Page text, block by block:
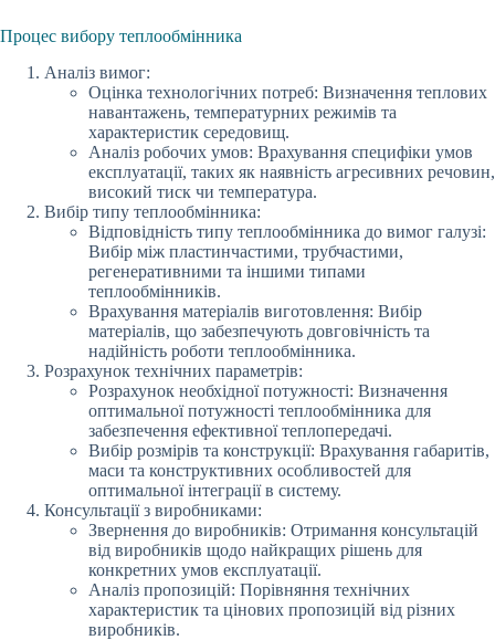
Процес вибору теплообмінника
Аналіз вимог:
Оцінка технологічних потреб: Визначення теплових
навантажень, температурних режимів та
характеристик середовищ.
Аналіз робочих умов: Врахування специфіки умов
експлуатації, таких як наявність агресивних речовин,
високий тиск чи температура.
Вибір типу теплообмінника:
Відповідність типу теплообмінника до вимог галузі:
Вибір між пластинчастими, трубчастими,
регенеративними та іншими типами
теплообмінників.
Врахування матеріалів виготовлення: Вибір
матеріалів, що забезпечують довговічність та
надійність роботи теплообмінника.
Розрахунок технічних параметрів:
Розрахунок необхідної потужності: Визначення
оптимальної потужності теплообмінника для
забезпечення ефективної теплопередачі.
Вибір розмірів та конструкції: Врахування габаритів,
маси та конструктивних особливостей для
оптимальної інтеграції в систему.
Консультації з виробниками:
Звернення до виробників: Отримання консультацій
від виробників щодо найкращих рішень для
конкретних умов експлуатації.
Аналіз пропозицій: Порівняння технічних
характеристик та цінових пропозицій від різних
виробників.